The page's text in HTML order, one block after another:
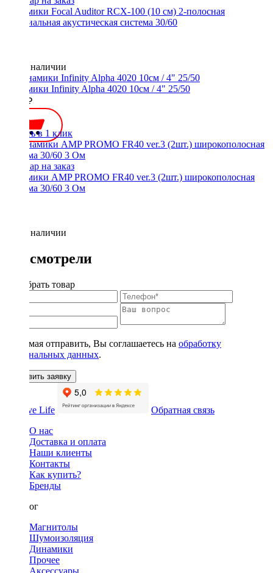
Динамики Focal Auditor RCX-100 (10 см) 2-полосная
коаксиальная акустическая система 30/60
Нет в наличии
Динамики Infinity Alpha 4020 10см / 4" 25/50
2800 ₽
Купить в 1 клик
Динамики AMP PROMO FR40 ver.3 (2шт.) широкополосная
система 30/60 3 Ом
Нет в наличии
Вы смотрели
Подобрать товар
Нажимая отправить, Вы соглашаетесь на обработку
персональных данных.
Оставить заявку
Обратная связь
О нас
Доставка и оплата
Наши клиенты
Контакты
Как купить?
Бренды
Каталог
Магнитолы
Шумоизоляция
Динамики
Прочее
Аксессуары